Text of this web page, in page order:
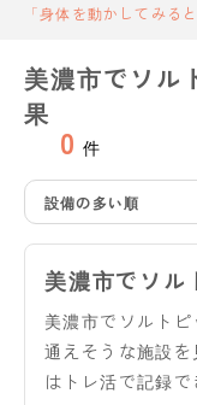
「身体を動かしてみる
美濃市でソル
果
0 件
設備の多い順
美濃市でソル
美濃市でソルトピ
通えそうな施設
はトレ活で記録で